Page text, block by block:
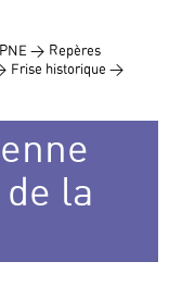
PNE > Repères
Frise historique >
la